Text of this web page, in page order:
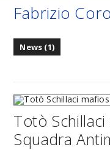
JORGE DIAZ LA SPIA DELITTO
Fabrizio
News (1)
Totò
Squadra